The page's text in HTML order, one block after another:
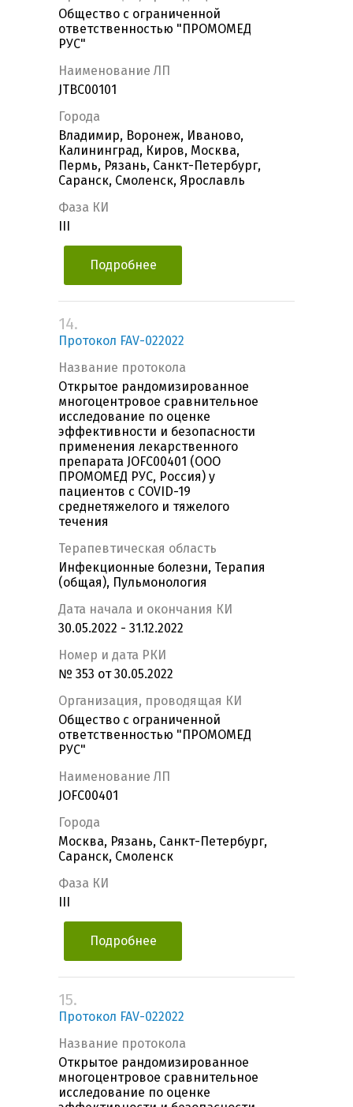
Общество с ограниченной
ответственностью "ПРОМОМЕД
РУС"
Наименование ЛП
JTBC00101
Города
Владимир, Воронеж, Иваново,
Калининград, Киров, Москва,
Пермь, Рязань, Санкт-Петербург,
Саранск, Смоленск, Ярославль
Фаза КИ
Подробнее
14.
Протокол FAV-022022
Название протокола
Открытое рандомизированное
многоцентровое сравнительное
исследование по оценке
эффективности и безопасности
применения лекарственного
препарата JОFC00401 (ООО
ПРОМОМЕД РУС, Россия) у
пациентов с COVID-19
среднетяжелого и тяжелого
течения
Терапевтическая область
Инфекционные болезни, Терапия
(общая), Пульмонология
Дата начала и окончания КИ
30.05.2022 - 31.12.2022
Номер и дата РКИ
№ 353 от 30.05.2022
Организация, проводящая КИ
Общество с ограниченной
ответственностью "ПРОМОМЕД
РУС"
Наименование ЛП
JОFC00401
Города
Москва, Рязань, Санкт-Петербург,
Саранск, Смоленск
Фаза КИ
Подробнее
15.
Протокол FAV-022022
Название протокола
Открытое рандомизированное
многоцентровое сравнительное
исследование по оценке